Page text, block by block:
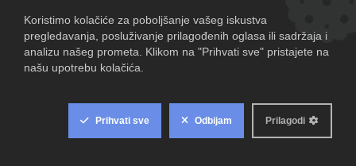
Kategorije:
Hrvatska Zagreb Zaprešić Svijet
Business
Kultura
Sport Lifestyle
Tehnologija
Znanost
Zanimljivosti
Web shop